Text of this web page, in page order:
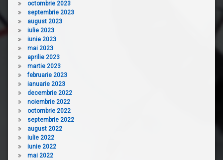
octombrie 2023
septembrie 2023
august 2023
iulie 2023
iunie 2023
mai 2023
aprilie 2023
martie 2023
februarie 2023
ianuarie 2023
decembrie 2022
noiembrie 2022
octombrie 2022
septembrie 2022
august 2022
iulie 2022
iunie 2022
mai 2022